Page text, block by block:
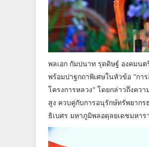
พลเอก กัมปนาท รุดดิษฐ์ องคมน
พร้อมปาฐกถาพิเศษในหัวข้อ "กา
โครงการหลวง" โดยกล่าวถึงค
สูง ควบคู่กับการอนุรักษ์ทรัพยากร
ธิเบศร มหาภูมิพลอดุลยเดชมหา